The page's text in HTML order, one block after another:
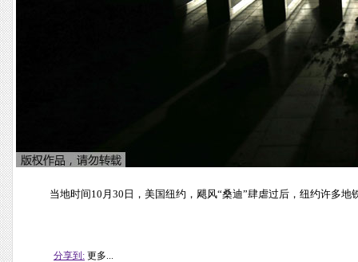
当地时间10月30日，美国纽约，飓风“桑迪”肆虐过后，纽约许多
分享到: 更多...